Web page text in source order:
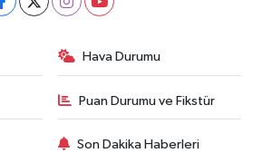
Hava Durumu
Puan Durumu ve Fikstür
Son Dakika Haberleri